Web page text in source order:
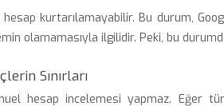
kurtarılamayabilir. Bu durum,
olamamasıyla ilgilidir. Peki, bu
Sınırları
hesap incelemesi yapmaz. Eğer